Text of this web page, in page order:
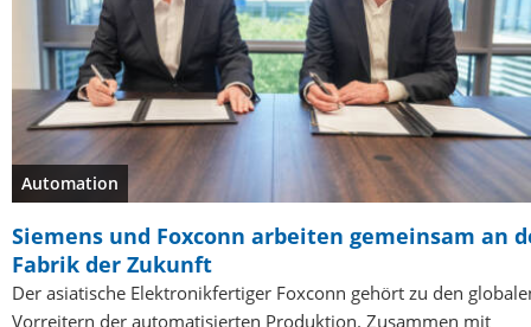
Automation
Siemens und Foxconn arbeiten gemeinsam an
Fabrik der Zukunft
Der asiatische Elektronikfertiger Foxconn gehört zu den
Vorreitern der automatisierten Produktion. Zusammen mit